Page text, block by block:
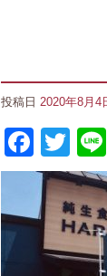
投稿日 2020年8月4